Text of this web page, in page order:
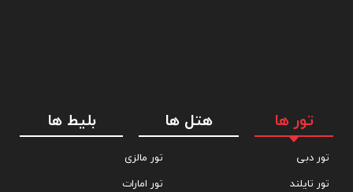
تور ها هتل ها بلیط ها
تور دبی
تور تایلند
تور مالزی
تور امارات